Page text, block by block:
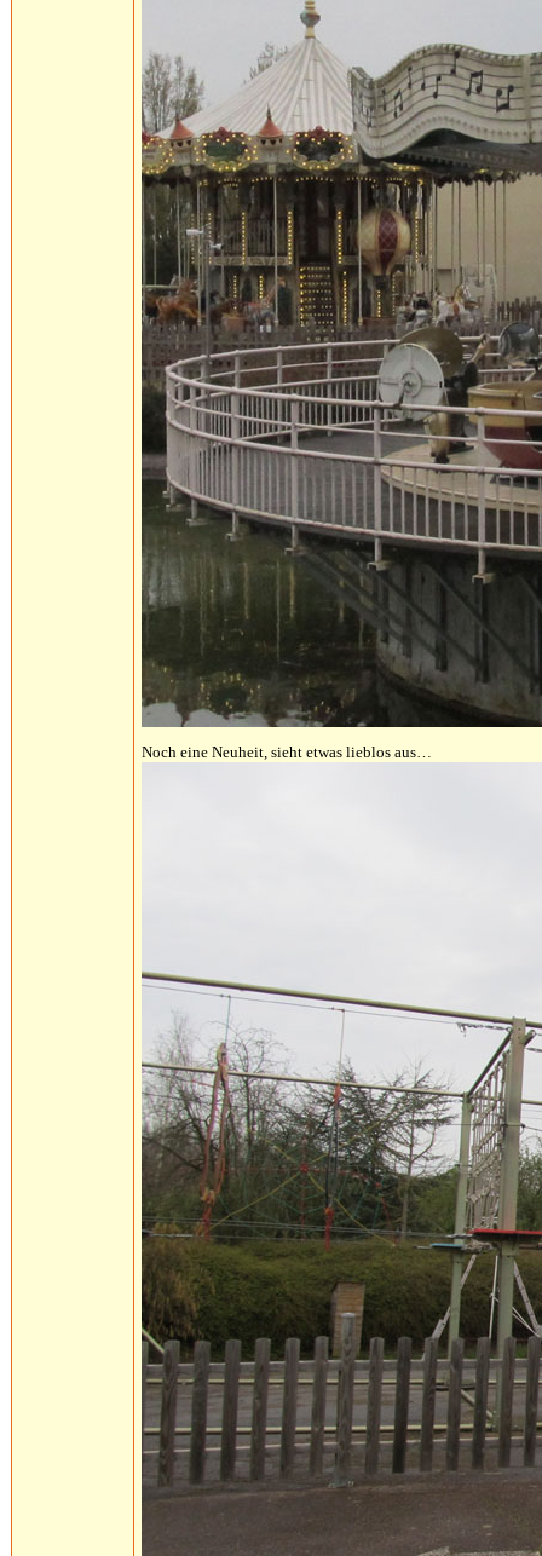
Noch eine Neuheit, sieht etwas lieblos aus…